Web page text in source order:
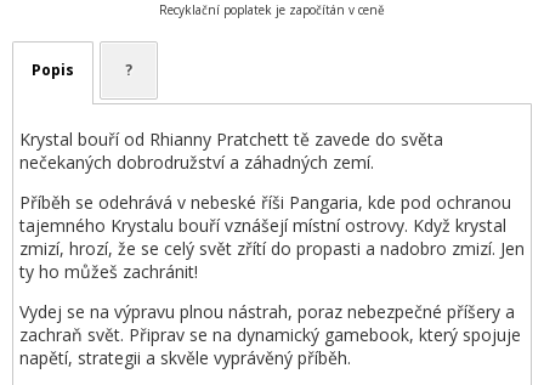
Recyklační poplatek je započítán v ceně
Popis ?
Krystal bouří od Rhianny Pratchett tě zavede do světa
nečekaných dobrodružství a záhadných zemí.
Příběh se odehrává v nebeské říši Pangaria, kde pod ochranou
tajemného Krystalu bouří vznášejí místní ostrovy. Když krystal
zmizí, hrozí, že se celý svět zřítí do propasti a nadobro zmizí. Jen
ty ho můžeš zachránit!
Vydej se na výpravu plnou nástrah, poraz nebezpečné příšery a
zachraň svět. Připrav se na dynamický gamebook, který spojuje
napětí, strategii a skvěle vyprávěný příběh.